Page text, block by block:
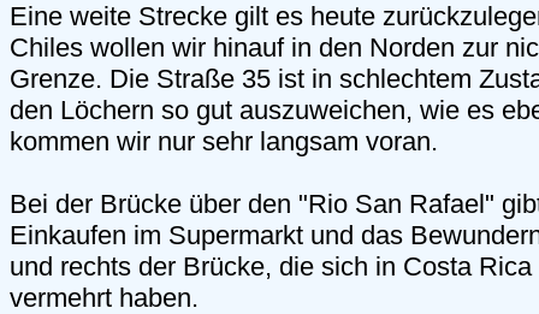
Eine weite Strecke gilt es heute
Chiles wollen wir hinauf in den Norden zur
Grenze. Die Straße 35 ist in schlechtem
den Löchern so gut auszuweichen, wie es
kommen wir nur sehr langsam voran.
Bei der Brücke über den "Rio San Rafael"
Einkaufen im Supermarkt und das
und rechts der Brücke, die sich in Costa
vermehrt haben.